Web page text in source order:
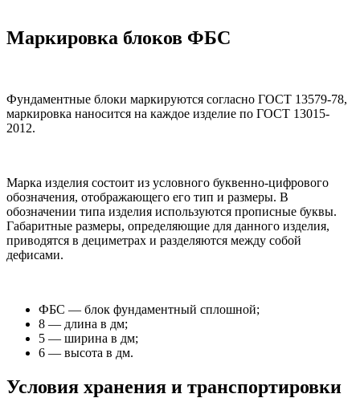
Маркировка блоков ФБС
Фундаментные блоки маркируются согласно ГОСТ 13579-78,
маркировка наносится на каждое изделие по ГОСТ 13015-
2012.
Марка изделия состоит из условного буквенно-цифрового
обозначения, отображающего его тип и размеры. В
обозначении типа изделия используются прописные буквы.
Габаритные размеры, определяющие для данного изделия,
приводятся в дециметрах и разделяются между собой
дефисами.
ФБС — блок фундаментный сплошной;
8 — длина в дм;
5 — ширина в дм;
6 — высота в дм.
Условия хранения и транспортировки